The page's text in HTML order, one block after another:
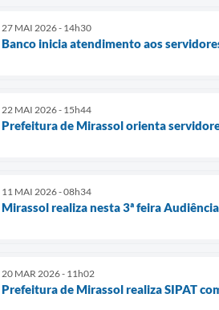
27 MAI 2026 - 14h30
Banco inicia atendimento aos
22 MAI 2026 - 15h44
Prefeitura de Mirassol orienta
11 MAI 2026 - 08h34
Mirassol realiza nesta 3ª feira
20 MAR 2026 - 11h02
Prefeitura de Mirassol realiza SIPAT